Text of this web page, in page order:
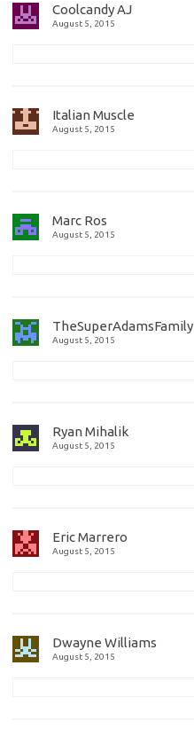
Coolcandy AJ
August 5, 2015
Italian Muscle
August 5, 2015
Marc Ros
August 5, 2015
TheSuperAdamsFamily
August 5, 2015
Ryan Mihalik
August 5, 2015
Eric Marrero
August 5, 2015
Dwayne Williams
August 5, 2015